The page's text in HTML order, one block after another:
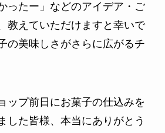
ったー」などのアイデア・ご
教えていただけますと幸いで
の美味しさがさらに広がるチ
ップ前日にお菓子の仕込みを
した皆様、本当にありがとう